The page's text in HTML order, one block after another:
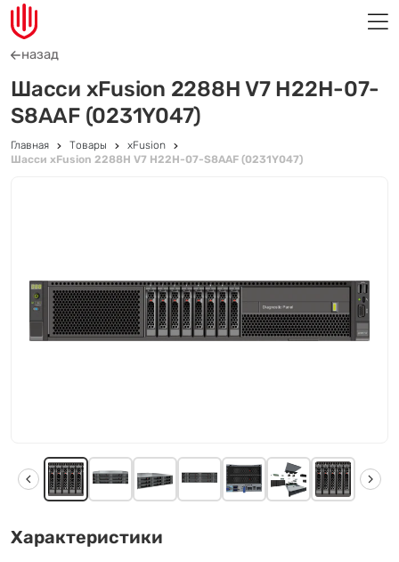
назад
Шасси xFusion 2288H V7 H22H-07-
S8AAF (0231Y047)
Главная Товары
xFusion
Шасси xFusion 2288H V7 H22H-07-S8AAF (0231Y047)
Характеристики